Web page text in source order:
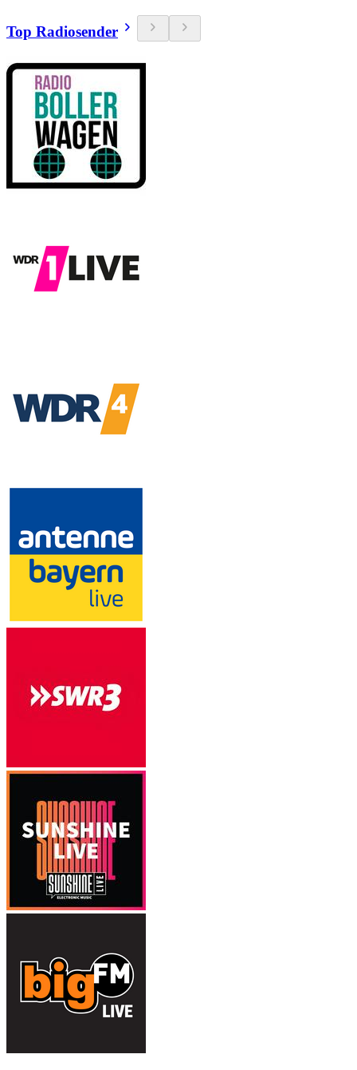
Top Radiosender